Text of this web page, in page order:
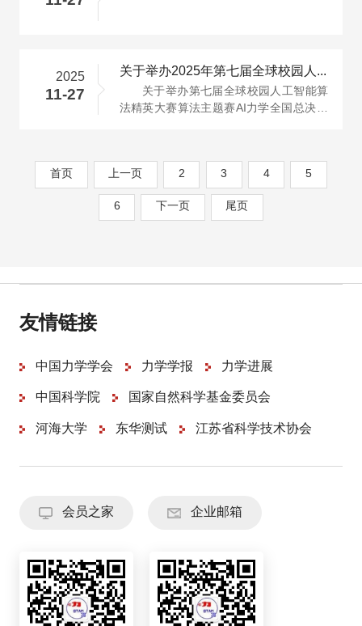
2025
11-27
关于举办2025年第七届全球校园人工智能算法精英大赛算法主题赛"A···
关于举办第七届全球校园人工智能算
法精英大赛算法主题赛AI力学全国总决赛
首页 上一页 2 3 4 5
6 下一页 尾页
友情链接
中国力学学会 力学学报 力学进展
中国科学院 国家自然科学基金委员会
河海大学 东华测试 江苏省科学技术协会
会员之家 企业邮箱